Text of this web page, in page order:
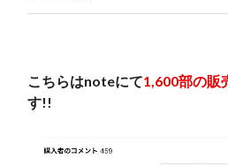
こちらはnoteにて1,600部の販
す!!